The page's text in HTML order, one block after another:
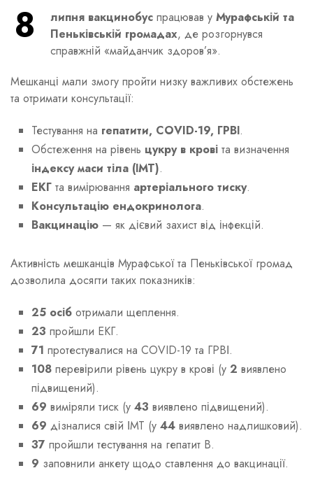
8 липня вакцинобус працював у Мурафській та
Пеньківській громадах, де розгорнувся
справжній «майданчик здоров’я».
Мешканці мали змогу пройти низку важливих обстежень
та отримати консультації:
Тестування на гепатити, COVID-19, ГРВІ.
Обстеження на рівень цукру в крові та визначення
індексу маси тіла (ІМТ).
ЕКГ та вимірювання артеріального тиску.
Консультацію ендокринолога.
Вакцинацію — як дієвий захист від інфекцій.
Активність мешканців Мурафської та Пеньківської громад
дозволила досягти таких показників:
25 осіб отримали щеплення.
23 пройшли ЕКГ.
71 протестувалися на COVID-19 та ГРВІ.
108 перевірили рівень цукру в крові (у 2 виявлено
підвищений).
69 виміряли тиск (у 43 виявлено підвищений).
69 дізналися свій ІМТ (у 44 виявлено надлишковий).
37 пройшли тестування на гепатит В.
9 заповнили анкету щодо ставлення до вакцинації.